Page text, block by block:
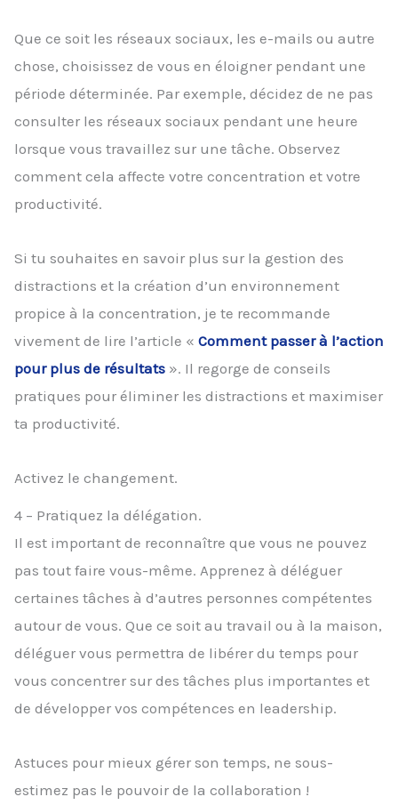
Que ce soit les réseaux sociaux, les e-mails ou autre
chose, choisissez de vous en éloigner pendant une
période déterminée. Par exemple, décidez de ne pas
consulter les réseaux sociaux pendant une heure
lorsque vous travaillez sur une tâche. Observez
comment cela affecte votre concentration et votre
productivité.
Si tu souhaites en savoir plus sur la gestion des
distractions et la création d’un environnement
propice à la concentration, je te recommande
vivement de lire l’article « Comment passer à l’action
pour plus de résultats ». Il regorge de conseils
pratiques pour éliminer les distractions et maximiser
ta productivité.
Activez le changement.
4 – Pratiquez la délégation.
Il est important de reconnaître que vous ne pouvez
pas tout faire vous-même. Apprenez à déléguer
certaines tâches à d’autres personnes compétentes
autour de vous. Que ce soit au travail ou à la maison,
déléguer vous permettra de libérer du temps pour
vous concentrer sur des tâches plus importantes et
de développer vos compétences en leadership.
Astuces pour mieux gérer son temps, ne sous-
estimez pas le pouvoir de la collaboration !